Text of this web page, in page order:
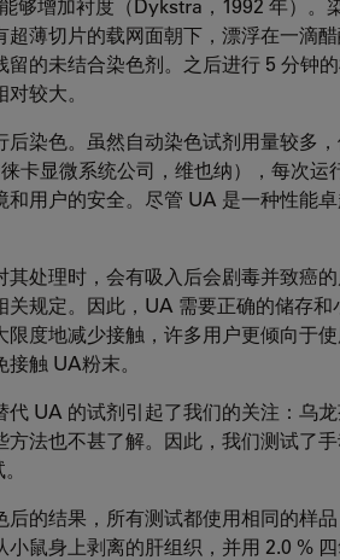
够增加衬度（Dykstra，1992 年）。
超薄切片的载网面朝下，漂浮在一滴
留的未结合染色剂。之后进行 5 分钟
较大。
后染色。虽然自动染色试剂用量较多
卡显微系统公司，维也纳），每次
用户的安全。尽管 UA 是一种性能
其处理时，会有吸入后会剧毒并致癌
关规定。因此，UA 需要正确的储存
限度地减少接触，许多用户更倾向于
触 UA粉末。
代 UA 的试剂引起了我们的关注：乌
方法也不甚了解。因此，我们测试了
后的结果，所有测试都使用相同的样
小鼠身上剥离的肝组织，并用 2.0 %